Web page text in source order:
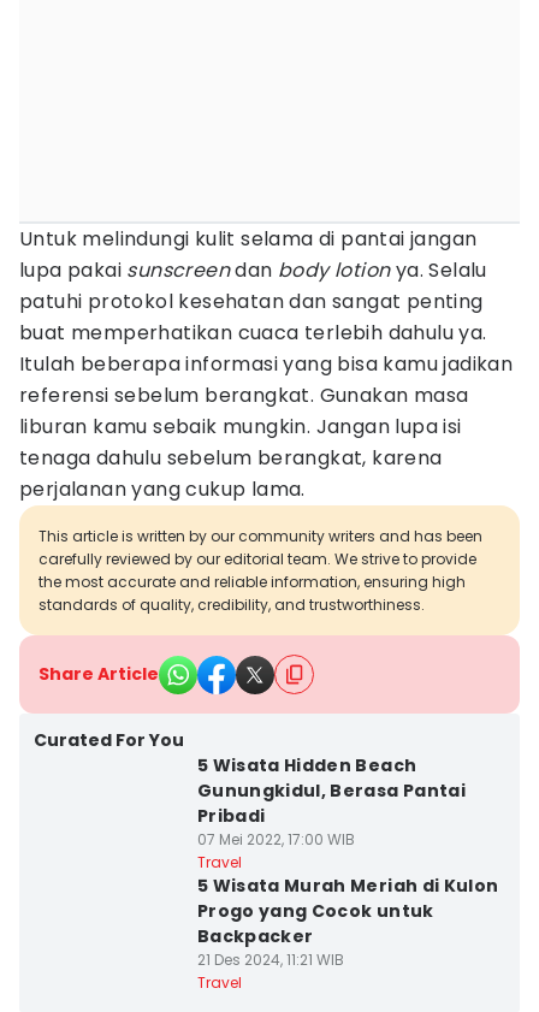
Untuk melindungi kulit selama di pantai jangan
lupa pakai sunscreendan body lotionya. Selalu
patuhi protokol kesehatan dan sangat penting
buat memperhatikan cuaca terlebih dahulu ya.
Itulah beberapa informasi yang bisa kamu jadikan
referensi sebelum berangkat. Gunakan masa
liburan kamu sebaik mungkin. Jangan lupa isi
tenaga dahulu sebelum berangkat, karena
perjalanan yang cukup lama.
This article is written by our community writers and has been
carefully reviewed by our editorial team. We strive to provide
the most accurate and reliable information, ensuring high
standards of quality, credibility, and trustworthiness.
Share Article
Curated For You
5 Wisata Hidden Beach
Gunungkidul, Berasa Pantai
Pribadi
07 Mei 2022, 17:00 WIB
Travel
5 Wisata Murah Meriah di Kulon
Progo yang Cocok untuk
Backpacker
21 Des 2024, 11:21 WIB
Travel